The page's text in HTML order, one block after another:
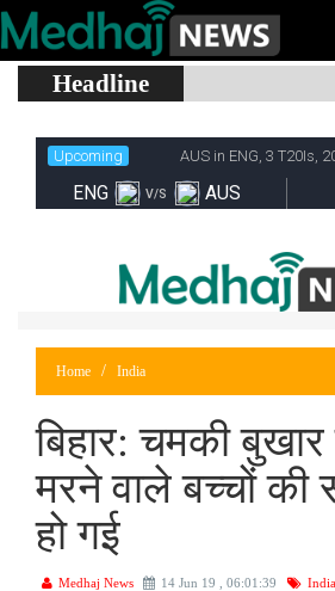
Headline
Home India
बिहार: चमकी
मरने वाले बच्चों की
हो गई
Medhaj News 14 Jun 19 , 06:01:39 India